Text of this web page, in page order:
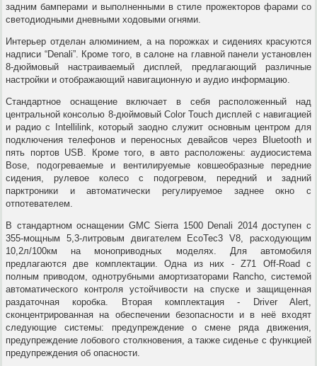
задним бамперами и выполненными в стиле прожекторов фарами со
светодиодными дневными ходовыми огнями.
Интерьер отделан алюминием, а на порожках и сидениях красуются
надписи “Denali”. Кроме того, в салоне на главной панели установлен
8-дюймовый настраиваемый дисплей, предлагающий различные
настройки и отображающий навигационную и аудио информацию.
Стандартное оснащение включает в себя расположенный над
центральной консолью 8-дюймовый Color Touch дисплей с навигацией
и радио с Intellilink, который заодно служит основным центром для
подключения телефонов и переносных девайсов через Bluetooth и
пять портов USB. Кроме того, в авто расположены: аудиосистема
Bose, подогреваемые и вентилируемые ковшеобразные передние
сидения, рулевое колесо с подогревом, передний и задний
парктроники и автоматически регулируемое заднее окно с
отпотевателем.
В стандартном оснащении GMC Sierra 1500 Denali 2014 доступен с
355-мощным 5,3-литровым двигателем EcoTec3 V8, расходующим
10,2л/100км на моноприводных моделях. Для автомобиля
предлагаются две комплектации. Одна из них - Z71 Off-Road с
полным приводом, однотрубными амортизаторами Rancho, системой
автоматического контроля устойчивости на спуске и защищенная
раздаточная коробка. Вторая комплектация - Driver Alert,
сконцентрированная на обеспечении безопасности и в неё входят
следующие системы: предупреждение о смене ряда движения,
предупреждение лобового столкновения, а также сиденье с функцией
предупреждения об опасности.